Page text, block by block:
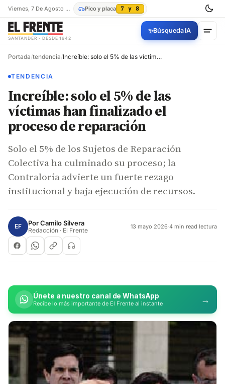
Viernes, 7 De Agosto De 2026 Pico y placa 7 y 8
SANTANDER · DESDE 1942
✨Búsqueda IA
Portada/tendencia/ Increíble: solo el 5% de las víctimas han finalizado el proceso de reparación
TENDENCIA
Increíble: solo el 5% de las
víctimas han finalizado el
proceso de reparación
Solo el 5% de los Sujetos de Reparación
Colectiva ha culminado su proceso; la
Contraloría advierte un fuerte rezago
institucional y baja ejecución de recursos.
EF PorCamilo Silvera
Redacción · El Frente 13 mayo 2026·4 min read lectura
Únete a nuestro canal de WhatsApp
Recibe lo más importante de El Frente al instante →